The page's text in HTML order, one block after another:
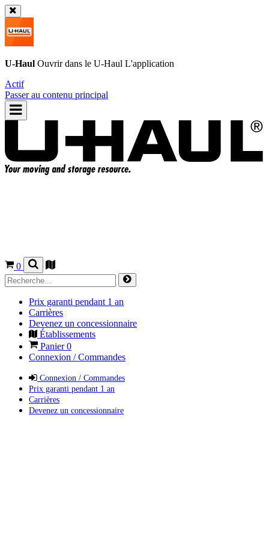
U-Haul Ouvrir dans le U-Haul L'application
Actif
Passer au contenu principal
0
Prix garanti pendant 1 an
Carrières
Devenez un concessionnaire
Établissements
Panier0
Connexion / Commandes
Connexion / Commandes
Prix garanti pendant 1 an
Carrières
Devenez un concessionnaire